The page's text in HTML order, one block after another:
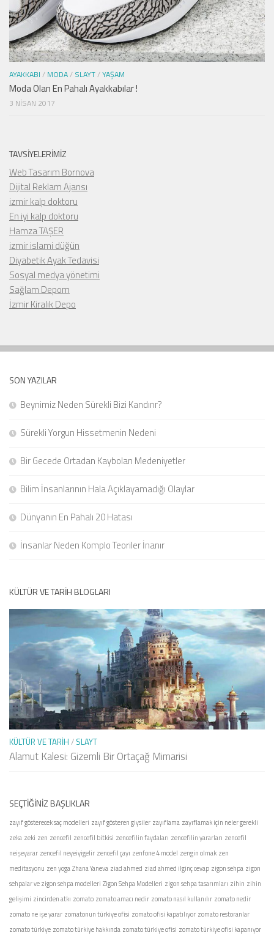
AYAKKABI / MODA/ SLAYT/YAŞAM
Moda Olan En Pahalı Ayakkabılar !
3 NISAN 2017
TAVSIYELERIMIZ
Web Tasarım Bornova
Dijital Reklam Ajansı
izmir kalp doktoru
En iyi kalp doktoru
Hamza TAŞER
izmir islami düğün
Diyabetik Ayak Tedavisi
Sosyal medya yönetimi
Sağlam Depom
İzmir Kiralık Depo
SON YAZILAR
Beynimiz Neden Sürekli Bizi Kandırır?
Sürekli Yorgun Hissetmenin Nedeni
Bir Gecede Ortadan Kaybolan Medeniyetler
Bilim İnsanlarının Hala Açıklayamadığı Olaylar
Dünyanın En Pahalı 20 Hatası
İnsanlar Neden Komplo Teoriler İnanır
KÜLTÜR VE TARIH BLOGLARI
KÜLTÜR VE TARIH / SLAYT
Alamut Kalesi: Gizemli Bir Ortaçağ Mimarisi
SEÇTIĞINIZ BAŞLIKLAR
zayıf gösterecek saç modelleri zayıf gösteren giysiler zayıflama zayıflamak için neler gerekli
zeka zeki zen zencefil zencefil bitkisi zencefilin faydaları zencefilin yararları zencefil
neişeyarar zencefil neyeiyigelir zencefil çayı zenfone 4 model zengin olmak zen
meditasyonu zen yogaZhana Yaneva ziad ahmed ziad ahmed ilginç cevap zigon sehpa zigon
sehpalar ve zigon sehpa modelleri Zigon Sehpa Modelleri zigon sehpa tasarımları zihin zihin
gelişimi zincirden atkı zomato zomato amacı nedir zomato nasıl kullanılır zomato nedir
zomato ne işe yarar zomatonun türkiye ofisi zomato ofisi kapatılıyor zomato restoranlar
zomato türkiye zomato türkiye hakkında zomato türkiye ofisi zomato türkiye ofisi kapanıyor